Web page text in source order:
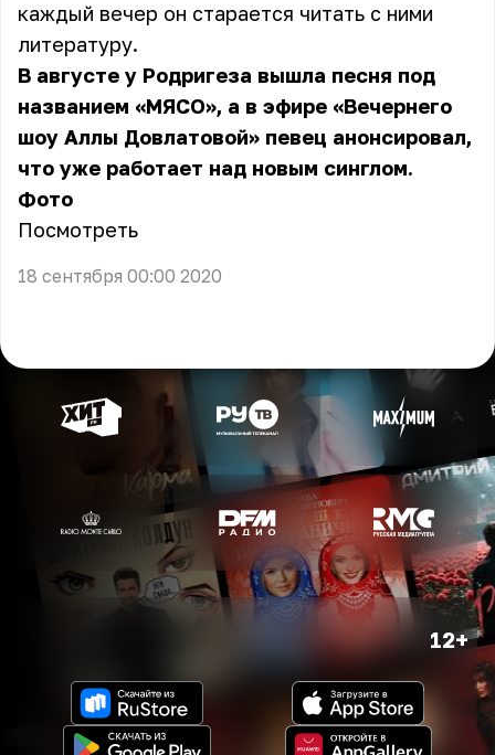
каждый вечер он старается читать с ними
литературу.
В августе у Родригеза вышла песня под
названием «МЯСО», а в эфире «Вечернего
шоу Аллы Довлатовой» певец анонсировал,
что уже работает над новым синглом.
Фото
Посмотреть
18 сентября 00:00 2020
12+